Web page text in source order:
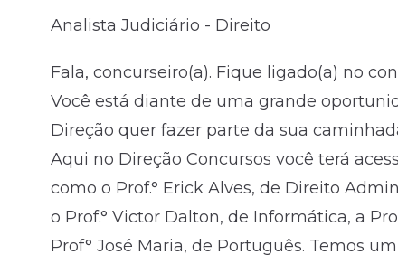
Analista Judiciário - Direito
Fala, concurseiro(a). Fique ligado(a) no
Você está diante de uma grande
Direção quer fazer parte da sua
Aqui no Direção Concursos você terá
como o Prof.° Erick Alves, de Direito
o Prof.° Victor Dalton, de Informática, a
Prof° José Maria, de Português. Temos